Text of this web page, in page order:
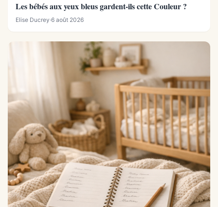
Les bébés aux yeux bleus gardent-ils cette Couleur ?
Elise Ducrey·6 août 2026